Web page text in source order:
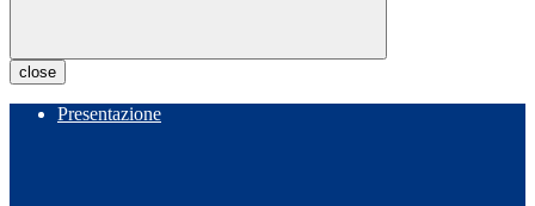
close
Presentazione